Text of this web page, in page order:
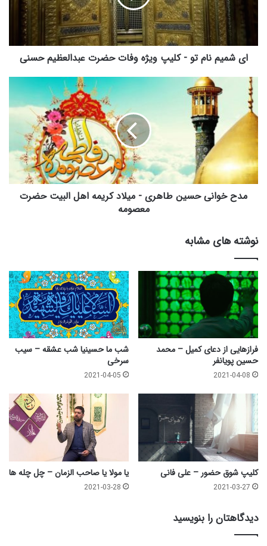
حضرت
عبدالعظیم
حسنی
ای شمیم نام تو - کلیپ ویژه وفات حضرت عبدالعظیم حسنی
مدح
خوانی
حسین
طاهری
-
میلاد
کریمه
اهل
البیت
حضرت
معصومه
مدح خوانی حسین طاهری - میلاد کریمه اهل البیت حضرت
معصومه
نوشته های مشابه
فرازهایی از دعای کمیل – محمد
حسین پویانفر
2021-04-08
شب ما حسینیا شب عشقه – سیب
سرخی
2021-04-05
کلیپ شوق حضور – علی فانی
2021-03-27
یا مولا یا صاحب الزمان – چل چله ها
2021-03-28
دیدگاهتان را بنویسید